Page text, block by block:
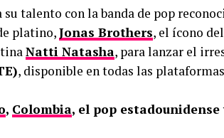
su talento con la banda de pop
platino,Jonas Brothers, el ícono del
Natti Natasha, para lanzar el
, disponible en todas las plataformas
, Colombia, el pop estadounidense